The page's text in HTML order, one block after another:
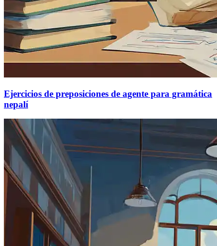
Ejercicios de preposiciones de agente para gramática
nepalí